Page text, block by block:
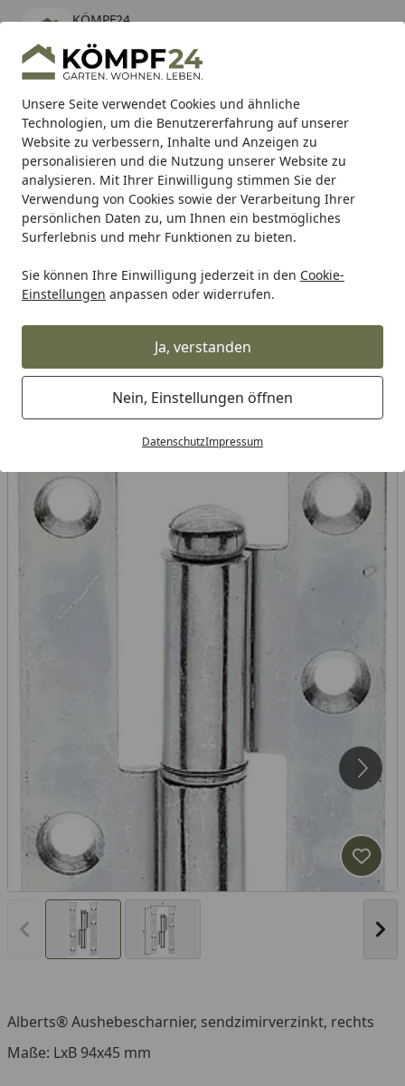
Unsere Seite verwendet Cookies und ähnliche
Technologien, um die Benutzererfahrung auf unserer
Website zu verbessern, Inhalte und Anzeigen zu
personalisieren und die Nutzung unserer Website zu
analysieren. Mit Ihrer Einwilligung stimmen Sie der
Verwendung von Cookies sowie der Verarbeitung Ihrer
persönlichen Daten zu, um Ihnen ein bestmögliches
Surferlebnis und mehr Funktionen zu bieten.
Sie können Ihre Einwilligung jederzeit in den Cookie-
Einstellungen anpassen oder widerrufen.
Ja, verstanden
Nein, Einstellungen öffnen
DatenschutzImpressum
KÖMPF24
kostenlos - Im App Store
Hotline
Alle Produkte
Mein Konto
Suchen
Karibu Pools inkl. gratis Sandfilteranlage & Pool-
Starterset (Gesamtwert bis 468,99€)
Startseite
Alberts Alberts Eisenwaren Alberts Scharniere
Alberts® Aushebescharnier,
sendzimirverzinkt, rechts, LxB
94x45 mm 340919
Vorheriges Bild anzeigen
Alberts® Aushebescharnier, sendzimirverzinkt, rechts
Maße: LxB 94x45 mm